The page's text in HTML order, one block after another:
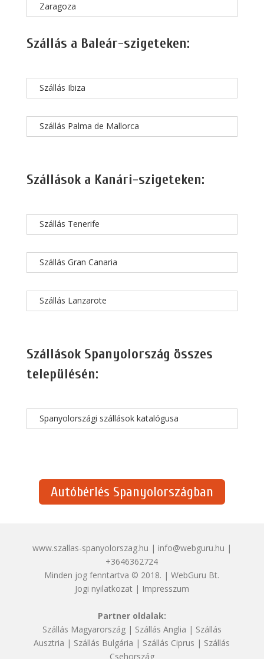
Zaragoza
Szállás a Baleár-szigeteken:
Szállás Ibiza
Szállás Palma de Mallorca
Szállások a Kanári-szigeteken:
Szállás Tenerife
Szállás Gran Canaria
Szállás Lanzarote
Szállások Spanyolország összes
településén:
Spanyolországi szállások katalógusa
Autóbérlés Spanyolországban
www.szallas-spanyolorszag.hu | info@webguru.hu |
+3646362724
Minden jog fenntartva © 2018. | WebGuru Bt.
Jogi nyilatkozat| Impresszum
Partner oldalak:
Szállás Magyarország| Szállás Anglia | Szállás
Ausztria | Szállás Bulgária | Szállás Ciprus | Szállás
Csehország